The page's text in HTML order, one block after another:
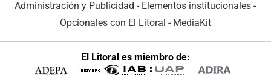
Administración y Publicidad - Elementos institucionales -
Opcionales con El Litoral - MediaKit
El Litoral es miembro de: